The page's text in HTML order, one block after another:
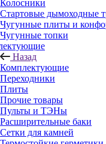
Колосники
Стартовые дымоходные
Чугунные плиты и
Чугунные топки
Назад
Комплектующие
Переходники
Плиты
Прочие товары
Пульты и ТЭНы
Расширительные баки
Сетки для камней